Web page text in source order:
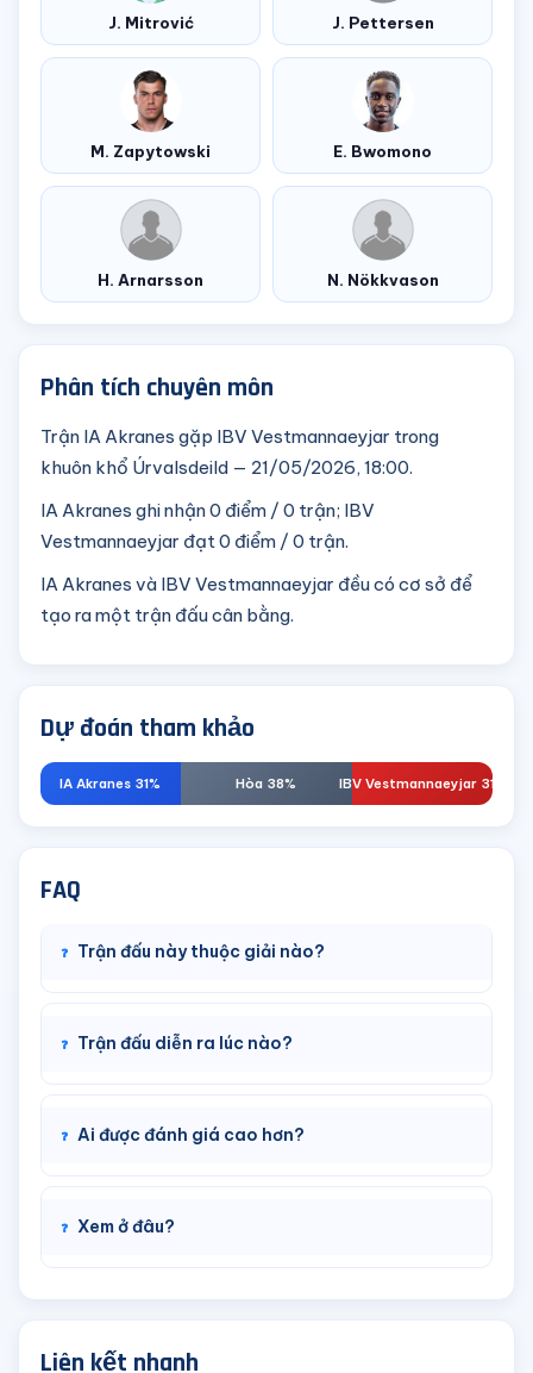
J. Mitrović J. Pettersen
M. Zapytowski E. Bwomono
H. Arnarsson N. Nökkvason
Phân tích chuyên môn
Trận IA Akranes gặp IBV Vestmannaeyjar trong
khuôn khổ Úrvalsdeild — 21/05/2026, 18:00.
IA Akranes ghi nhận 0 điểm / 0 trận; IBV
Vestmannaeyjar đạt 0 điểm / 0 trận.
IA Akranes và IBV Vestmannaeyjar đều có cơ sở để
tạo ra một trận đấu cân bằng.
Dự đoán tham khảo
IA Akranes 31% Hòa 38% IBV Vestmannaeyjar 31%
FAQ
Trận đấu này thuộc giải nào?
Trận đấu diễn ra lúc nào?
Ai được đánh giá cao hơn?
Xem ở đâu?
Liên kết nhanh